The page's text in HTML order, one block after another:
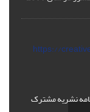
https://
نشریه مشترک